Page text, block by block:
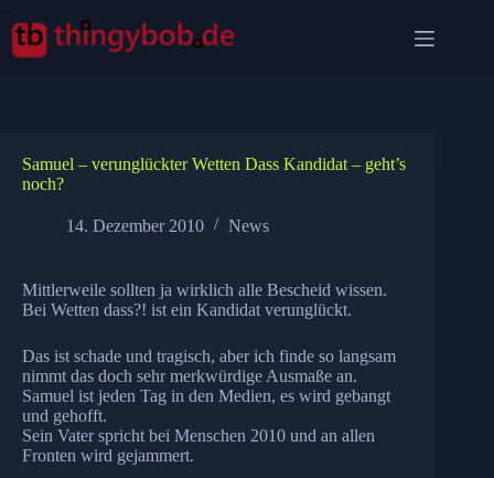
Inhalt
springen
Samuel – verunglückter Wetten Dass Kandidat – geht’s
noch?
14. Dezember 2010 News
Mittlerweile sollten ja wirklich alle Bescheid wissen.
Bei Wetten dass?! ist ein Kandidat verunglückt.
Das ist schade und tragisch, aber ich finde so langsam
nimmt das doch sehr merkwürdige Ausmaße an.
Samuel ist jeden Tag in den Medien, es wird gebangt
und gehofft.
Sein Vater spricht bei Menschen 2010 und an allen
Fronten wird gejammert.